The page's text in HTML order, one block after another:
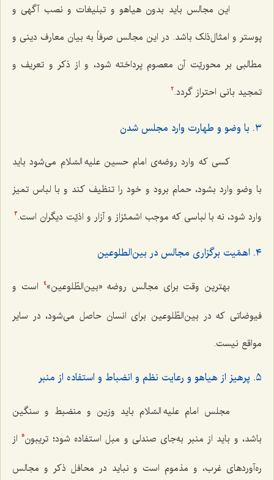
این مجالس باید بدون هیاهو و تبلیغات و نصب آگهی و
پوستر و امثال‌ذلک باشد. در این مجالس صرفاً به بیان معارف دینی و
مطالبی بر محوریّت آن معصوم پرداخته شود، و از ذکر و تعریف و
تمجید بانی احتراز گردد.2
٣. با وضو و طهارت وارد مجلس شدن
کسی که وارد روضه‌ی امام حسین علیه السّلام می‌شود باید
با وضو وارد بشود، حمام برود و خود را تنظیف کند و با لباس تمیز
وارد شود، نه با لباسی که موجب اشمئزاز و آزار و اذیّت دیگران است.3
٤. اهمّیت برگزاری مجالس در بین‌الطلوعین
بهترین وقت برای مجالس روضه «بین‌الطّلوعین»4
است و
فیوضاتی که در بین‌الطّلوعین برای انسان حاصل می‌شود، در سایر
مواقع نیست.
٥. پرهیز از هیاهو و رعایت نظم و انضباط و استفاده از منبر
مجلس امام علیه السّلام باید وزین و منضبط و سنگین
باشد، و باید از منبر به‌جای صندلی و مبل استفاده شود؛ تریبون5از
ره‌آوردهای غرب، و مذموم است و نباید در محافل ذکر و مجالس